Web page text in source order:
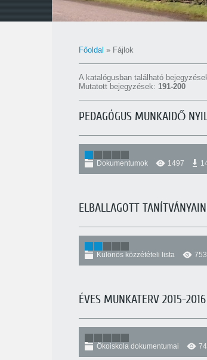
Főoldal » Fájlok
A katalógusban található
Mutatott bejegyzések: 191-200
PEDAGÓGUS MUNKAIDŐ
Dokumentumok 1497
ELBALLAGOTT
Különös közzétételi lista 753
ÉVES MUNKATERV 2015-2016
Ökoiskola dokumentumai